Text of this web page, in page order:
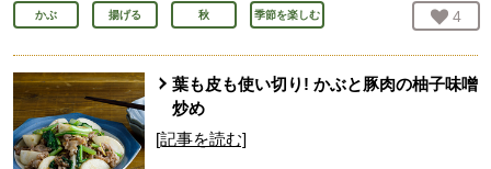
かぶ 揚げる 秋 季節を楽しむ お気
4
葉も皮も使い切り! かぶと豚肉の柚子味噌
炒め
[記事を読む]